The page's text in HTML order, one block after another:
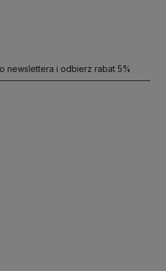
newslettera i odbierz rabat 5%